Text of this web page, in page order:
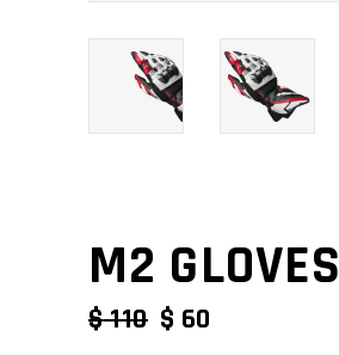
M2 GLOVES
$110 ORIGINAL
$ 60